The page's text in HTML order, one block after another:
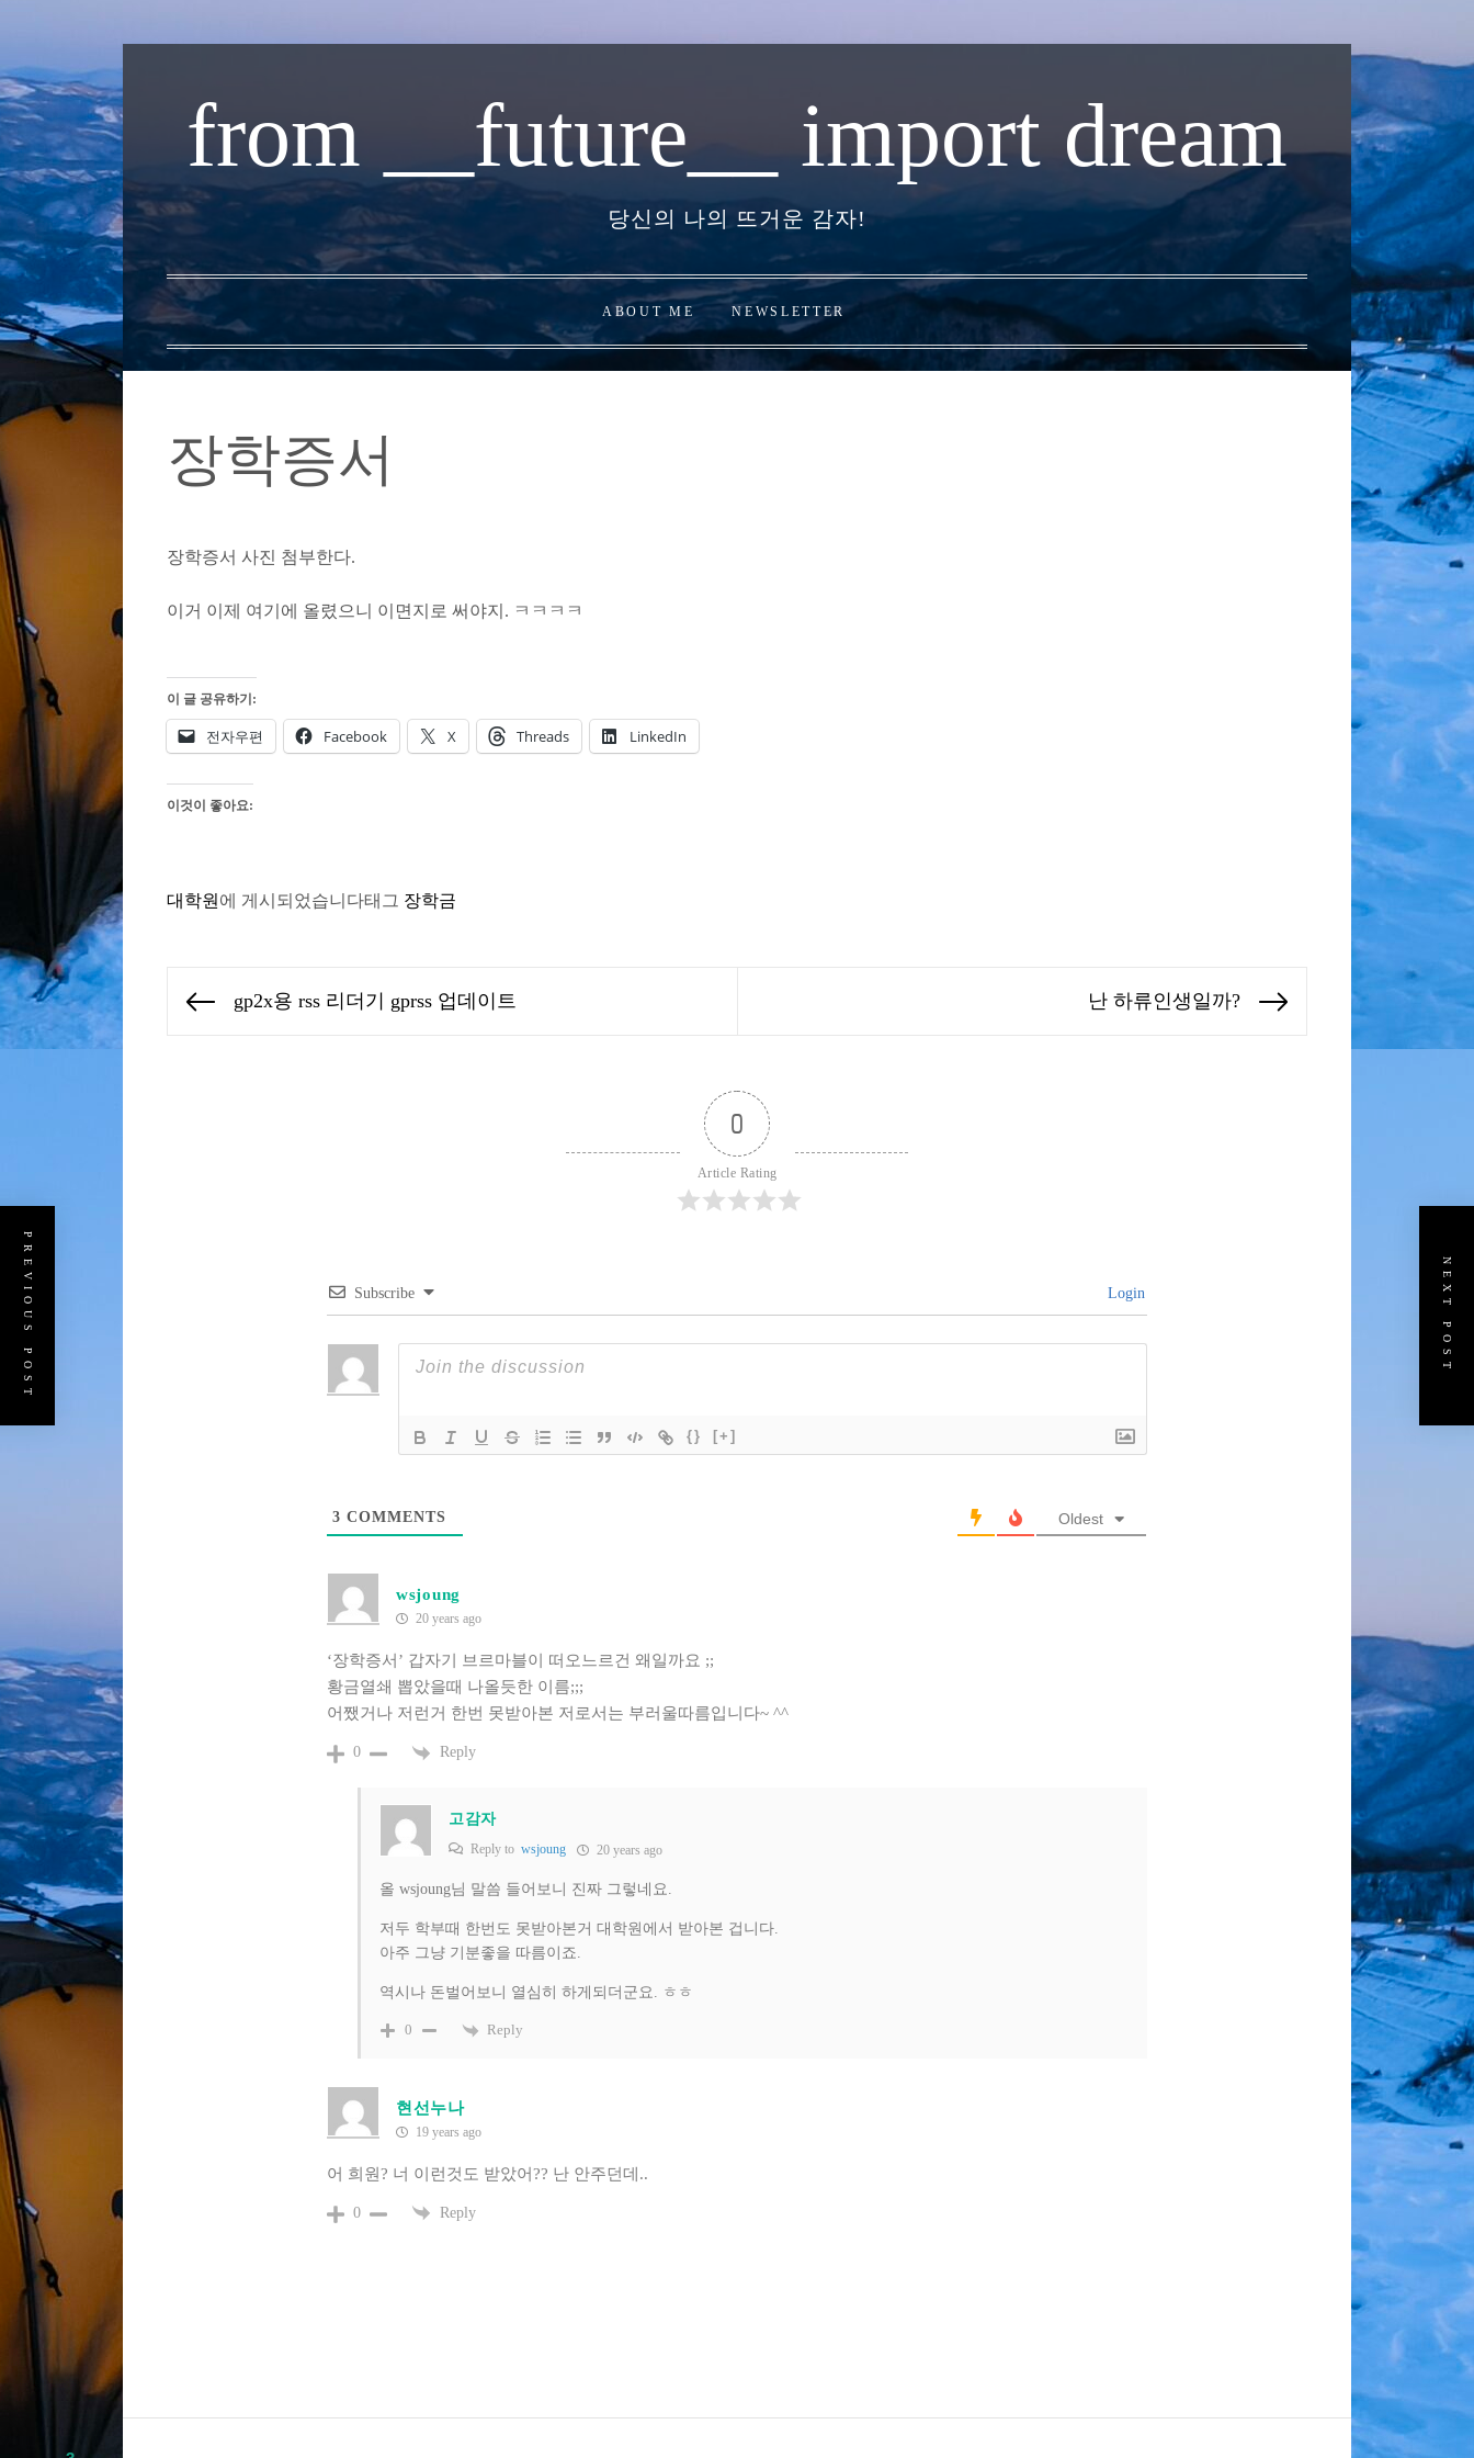
용
으
로
바
로
가
기
from __future__ import dream
당신의 나의 뜨거운 감자!
ABOUT ME NEWSLETTER
장학증서
장학증서 사진 첨부한다.
이거 이제 여기에 올렸으니 이면지로 써야지. ㅋㅋㅋㅋ
이 글 공유하기:
전자우편 Facebook X Threads LinkedIn
이것이 좋아요:
대학원 에 게시되었습니다태그 장학금
Previous
gp2x용 rss 리더기 gprss 업데이트 난 하류인생일까?
0
Article Rating
Subscribe Login
{} [+]
3 COMMENTS Oldest
wsjoung
20 years ago
‘장학증서’ 갑자기 브르마블이 떠오느르건 왜일까요 ;;
황금열쇄 뽑았을때 나올듯한 이름;;;
어쨌거나 저런거 한번 못받아본 저로서는 부러울따름입니다~ ^^
0 Reply
고감자
Reply to wsjoung 20 years ago
올 wsjoung님 말씀 들어보니 진짜 그렇네요.
저두 학부때 한번도 못받아본거 대학원에서 받아본 겁니다.
아주 그냥 기분좋을 따름이죠.
역시나 돈벌어보니 열심히 하게되더군요. ㅎㅎ
0 Reply
현선누나
19 years ago
어 희원? 너 이런것도 받았어?? 난 안주던데..
0 Reply
PREVIOUS POST NEXT POST